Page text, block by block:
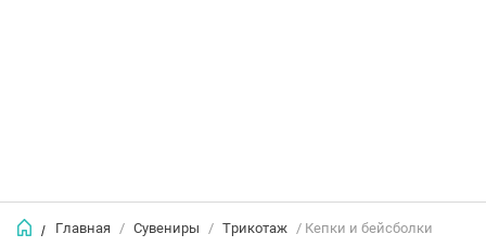
/ Главная / Сувениры / Трикотаж / Кепки и бейсболки